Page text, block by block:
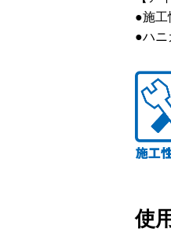
●施
●ハ
使